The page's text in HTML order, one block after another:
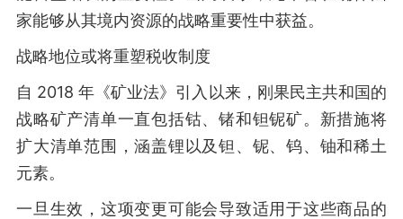
家能够从其境内资源的战略重要性中获益。
战略地位或将重塑税收制度
自 2018 年《矿业法》引入以来，刚果民主共和国的
战略矿产清单一直包括钴、锗和钽铌矿。新措施将
扩大清单范围，涵盖锂以及钽、铌、钨、铀和稀土
元素。
一旦生效，这项变更可能会导致适用于这些商品的